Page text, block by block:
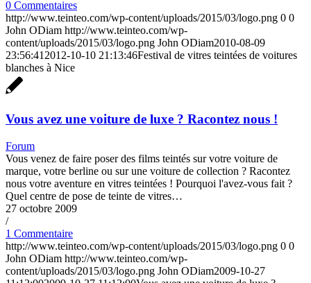
0 Commentaires
http://www.teinteo.com/wp-content/uploads/2015/03/logo.png 0 0
John ODiam http://www.teinteo.com/wp-
content/uploads/2015/03/logo.png John ODiam2010-08-09
23:56:41 2012-10-10 21:13:46Festival de vitres teintées de voitures
blanches à Nice
Vous avez une voiture de luxe ? Racontez nous !
Forum
Vous venez de faire poser des films teintés sur votre voiture de
marque, votre berline ou sur une voiture de collection ? Racontez
nous votre aventure en vitres teintées ! Pourquoi l'avez-vous fait ?
Quel centre de pose de teinte de vitres…
27 octobre 2009
/
1 Commentaire
http://www.teinteo.com/wp-content/uploads/2015/03/logo.png 0 0
John ODiam http://www.teinteo.com/wp-
content/uploads/2015/03/logo.png John ODiam2009-10-27